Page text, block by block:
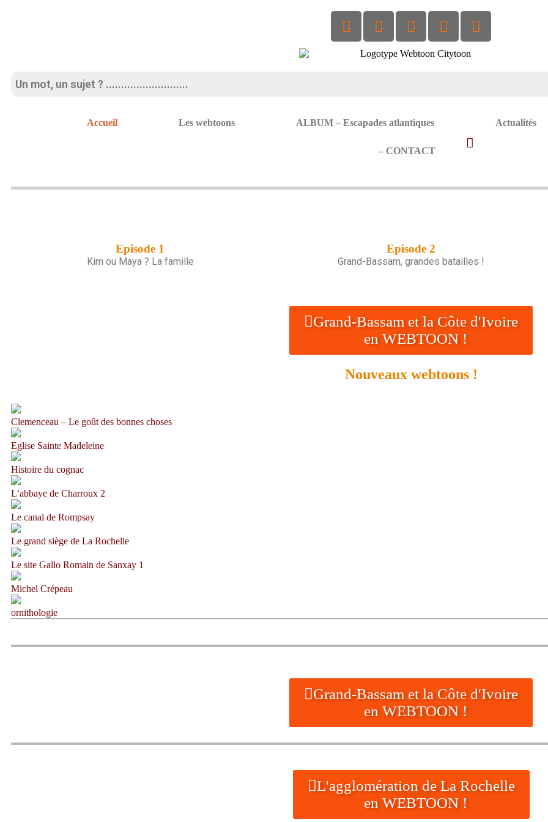
Accueil Les webtoons ALBUM – Escapades atlantiques Actualités
– CONTACT
Episode 1
Kim ou Maya ? La famille
Episode 2
Grand-Bassam, grandes batailles !
Grand-Bassam et la Côte d'Ivoire
en WEBTOON !
Nouveaux webtoons !
Clemenceau – Le goût des bonnes choses
Eglise Sainte Madeleine
Histoire du cognac
L’abbaye de Charroux 2
Le canal de Rompsay
Le grand siège de La Rochelle
Le site Gallo Romain de Sanxay 1
Michel Crépeau
ornithologie
Grand-Bassam et la Côte d'Ivoire
en WEBTOON !
L'agglomération de La Rochelle
en WEBTOON !